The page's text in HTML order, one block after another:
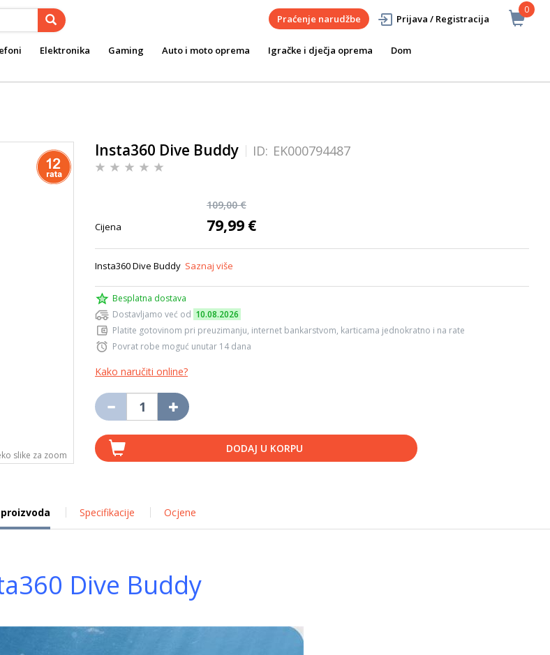
0
Praćenje narudžbe Prijava / Registracija
Elektronika Gaming Auto i moto oprema Igračke i dječja oprema
Dom
slike za zoom
Insta360 Dive Buddy ID: EK000794487
109,00 €
Cijena 79,99 €
Insta360 Dive Buddy Saznaj više
Besplatna dostava
Dostavljamo već od 10.08.2026
Platite gotovinom pri preuzimanju, internet bankarstvom, karticama jednokratno i na rate
Povrat robe moguć unutar 14 dana
Kako naručiti online?
DODAJ U KORPU
Specifikacije Ocjene
Dive Buddy